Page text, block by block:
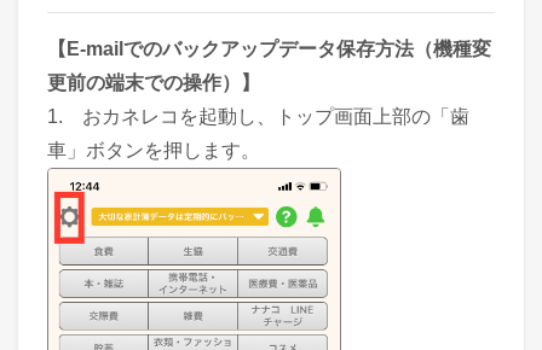
【E-mailでのバックアップデータ保存方法（機種変
更前の端末での操作）】
1. おカネレコを起動し、トップ画面上部の「歯
車」ボタンを押します。